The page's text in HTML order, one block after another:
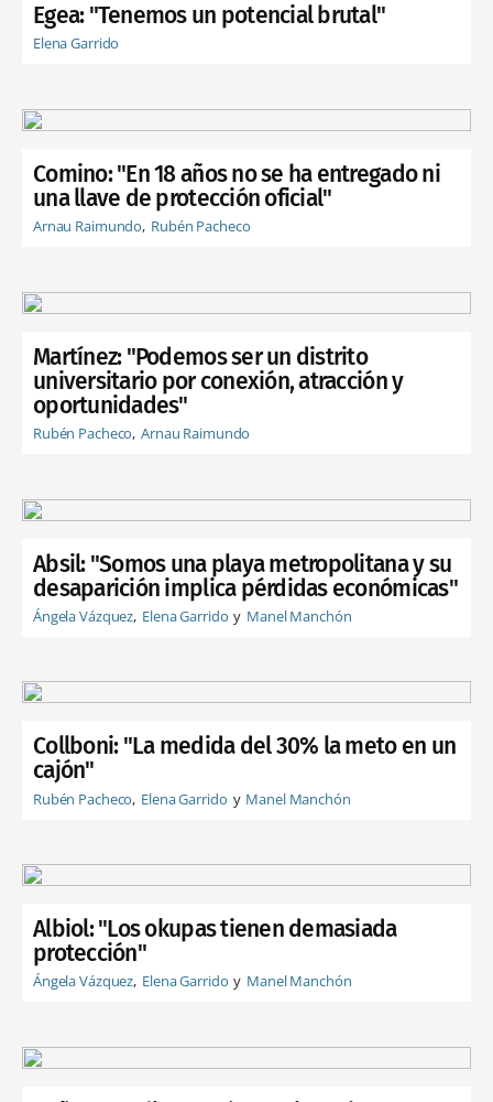
Egea: "Tenemos un potencial brutal"
Elena Garrido
Comino: "En 18 años no se ha entregado ni
una llave de protección oficial"
Arnau Raimundo Rubén Pacheco
Martínez: "Podemos ser un distrito
universitario por conexión, atracción y
oportunidades"
Rubén Pacheco Arnau Raimundo
Absil: "Somos una playa metropolitana y su
desaparición implica pérdidas económicas"
Ángela Vázquez Elena Garrido Manel Manchón
Collboni: "La medida del 30% la meto en un
cajón"
Rubén Pacheco Elena Garrido Manel Manchón
Albiol: "Los okupas tienen demasiada
protección"
Ángela Vázquez Elena Garrido Manel Manchón